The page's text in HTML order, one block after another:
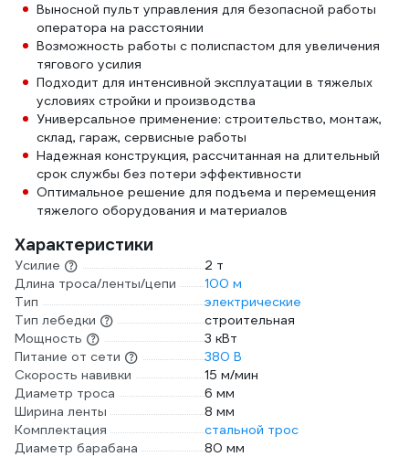
Выносной пульт управления для безопасной работы
оператора на расстоянии
Возможность работы с полиспастом для увеличения
тягового усилия
Подходит для интенсивной эксплуатации в тяжелых
условиях стройки и производства
Универсальное применение: строительство, монтаж,
склад, гараж, сервисные работы
Надежная конструкция, рассчитанная на длительный
срок службы без потери эффективности
Оптимальное решение для подъема и перемещения
тяжелого оборудования и материалов
Характеристики
Усилие
2 т
Длина троса/ленты/цепи
100 м
Тип
электрические
Тип лебедки
строительная
Мощность
3 кВт
Питание от сети
380 В
Скорость навивки
15 м/мин
Диаметр троса
6 мм
Ширина ленты
8 мм
Комплектация
стальной трос
Диаметр барабана
80 мм